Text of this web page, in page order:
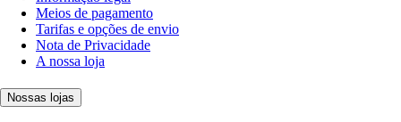
Meios de pagamento
Tarifas e opções de envio
Nota de Privacidade
A nossa loja
Nossas lojas